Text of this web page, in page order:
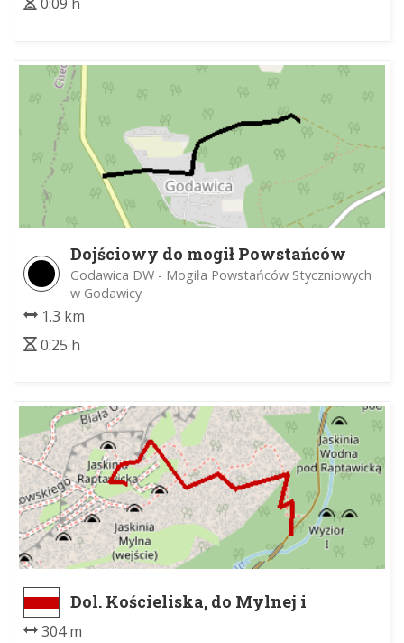
Dojściowy do mogił Powstańców
Styczniowych w Godawicy
Godawica DW - Mogiła Powstańców Styczniowych
w Godawicy
1.3 km
0:25 h
Dol. Kościeliska, do Mylnej i
Raptawickiej - Jaskinia Raptawicka
304 m